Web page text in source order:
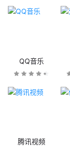
QQ音乐
腾讯视频